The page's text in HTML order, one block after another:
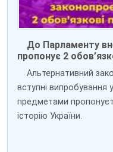
До Парламенту
пропонує 2
Альтернативний
вступні
предметами
історію України.